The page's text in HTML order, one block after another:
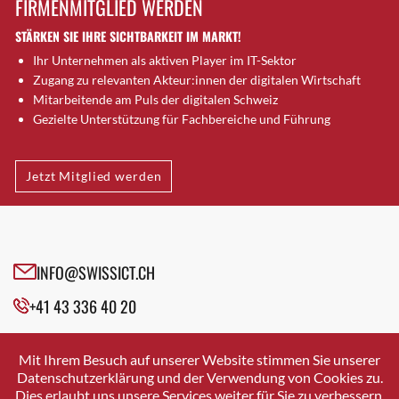
Brugg AG
Brütten
Bubendorf
Bubikon
Buchs (SG)
Bäretswil
Bülach
Cazis
Crissier
Davos Platz
Dierikon
Dietikon
FIRMENMITGLIED WERDEN
STÄRKEN SIE IHRE SICHTBARKEIT IM MARKT!
Ihr Unternehmen als aktiven Player im IT-Sektor
Zugang zu relevanten Akteur:innen der digitalen Wirtschaft
Mitarbeitende am Puls der digitalen Schweiz
Gezielte Unterstützung für Fachbereiche und Führung
Jetzt Mitglied werden
INFO@SWISSICT.CH
+41 43 336 40 20
SWISSICT
VULKANSTRASSE 120
8048 ZURICH
Mit Ihrem Besuch auf unserer Website stimmen Sie unserer
Datenschutzerklärung und der Verwendung von Cookies zu.
Dies erlaubt uns unsere Services weiter für Sie zu verbessern.